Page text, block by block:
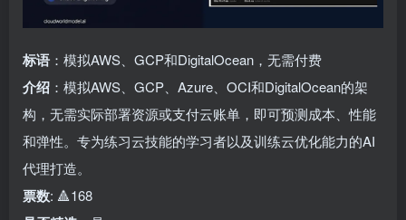
标语 ：模拟AWS、GCP和DigitalOcean，无需付费
介绍 ：模拟AWS、GCP、Azure、OCI和DigitalOcean的架
构，无需实际部署资源或支付云账单，即可预测成本、性能
和弹性。专为练习云技能的学习者以及训练云优化能力的AI
代理打造。
票数: 🔺168